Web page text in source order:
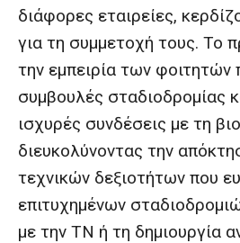
διάφορες εταιρείες,
για τη συμμετοχή τους. Το
την εμπειρία των
συμβουλές σταδιοδρομίας
ισχυρές συνδέσεις με τη
διευκολύνοντας την
τεχνικών δεξιοτήτων που
επιτυχημένων
με την ΤΝ ή τη δημιουργία